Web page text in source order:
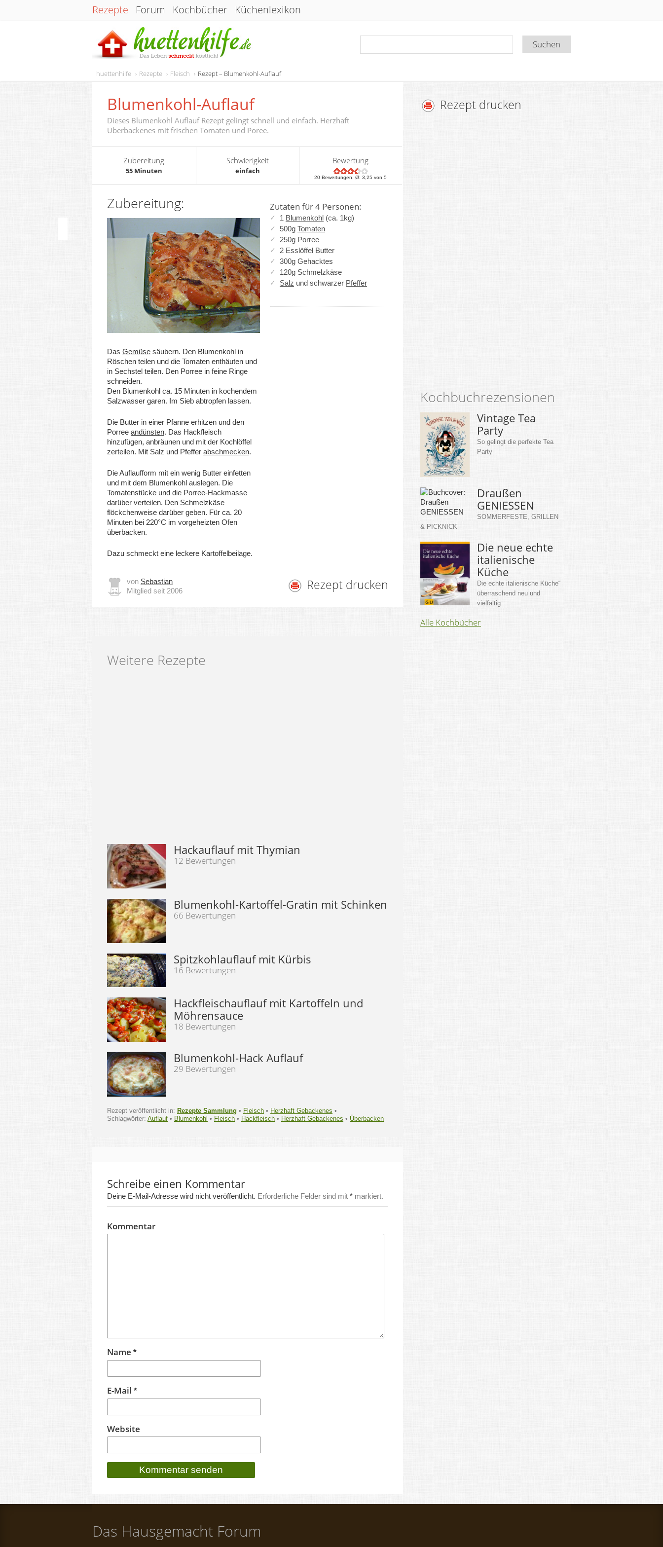
Rezepte Forum Kochbücher Küchenlexikon
huettenhilfe Rezepte Fleisch Rezept – Blumenkohl-Auflauf
Blumenkohl-Auflauf
Dieses Blumenkohl Auflauf Rezept gelingt schnell und einfach. Herzhaft
Überbackenes mit frischen Tomaten und Poree.
Zubereitung
55 Minuten
Schwierigkeit
einfach
Bewertung
20 Bewertungen, Ø:3,25 von 5
Zutaten für 4 Personen:
1 Blumenkohl (ca. 1kg)
500g Tomaten
250g Porree
2 Esslöffel Butter
300g Gehacktes
120g Schmelzkäse
Salz und schwarzer Pfeffer
Zubereitung:
Das Gemüse säubern. Den Blumenkohl in
Röschen teilen und die Tomaten enthäuten und
in Sechstel teilen. Den Porree in feine Ringe
schneiden.
Den Blumenkohl ca. 15 Minuten in kochendem
Salzwasser garen. Im Sieb abtropfen lassen.
Die Butter in einer Pfanne erhitzen und den
Porree andünsten. Das Hackfleisch
hinzufügen, anbräunen und mit der Kochlöffel
zerteilen. Mit Salz und Pfeffer abschmecken.
Die Auflaufform mit ein wenig Butter einfetten
und mit dem Blumenkohl auslegen. Die
Tomatenstücke und die Porree-Hackmasse
darüber verteilen. Den Schmelzkäse
flöckchenweise darüber geben. Für ca. 20
Minuten bei 220°C im vorgeheizten Ofen
überbacken.
Dazu schmeckt eine leckere Kartoffelbeilage.
von Sebastian
Mitglied seit 2006
Rezept drucken
Rezept drucken
Kochbuchrezensionen
Vintage Tea
Party
So gelingt die perfekte Tea
Party
Draußen
GENIESSEN
SOMMERFESTE, GRILLEN
& PICKNICK
Die neue echte
italienische
Küche
Die echte italienische Küche“
überraschend neu und
vielfältig
Alle Kochbücher
Weitere Rezepte
Hackauflauf mit Thymian
12 Bewertungen
Blumenkohl-Kartoffel-Gratin mit Schinken
66 Bewertungen
Spitzkohlauflauf mit Kürbis
16 Bewertungen
Hackfleischauflauf mit Kartoffeln und
Möhrensauce
18 Bewertungen
Blumenkohl-Hack Auflauf
29 Bewertungen
Rezept veröffentlicht in: Rezepte Sammlung • Fleisch • Herzhaft Gebackenes •
Schlagwörter: Auflauf • Blumenkohl • Fleisch • Hackfleisch • Herzhaft Gebackenes • Überbacken
Schreibe einen Kommentar
Deine E-Mail-Adresse wird nicht veröffentlicht. Erforderliche Felder sind mit * markiert.
Kommentar
Name *
E-Mail *
Website
Das Hausgemacht Forum